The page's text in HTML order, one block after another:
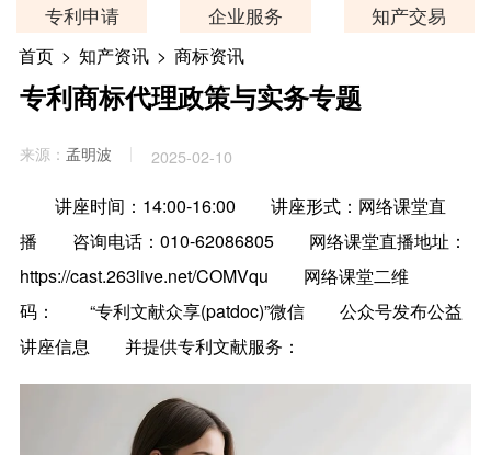
专利申请
企业服务 知产交易
首页 > 知产资讯 > 商标资讯
专利商标代理政策与实务专题
来源： 孟明波 2025-02-10
讲座时间：14:00-16:00 讲座形式：网络课堂直
播 咨询电话：010-62086805网络课堂直播地址：
https://cast.263live.net/COMVqu 网络课堂二维
码：
“专利文献众享(patdoc)”微信公众号发布公益
讲座信息 并提供专利文献服务：